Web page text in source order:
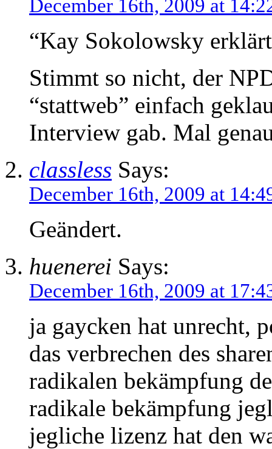
December 16th, 2009 at
“Kay Sokolowsky
Stimmt so nicht, der
“stattweb” einfach
Interview gab. Mal
classless Says:
December 16th, 2009 at
Geändert.
huenerei Says:
December 16th, 2009 at
ja gaycken hat unrecht,
das verbrechen des
radikalen bekämpfung
radikale bekämpfung
jegliche lizenz hat den